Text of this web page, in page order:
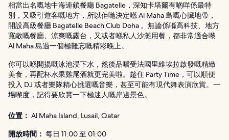
相當出名嘅地中海連鎖餐廳 Bagatelle，深知卡塔爾有啲咩係最特
別，又吸引遊客嘅地方，所以佢哋決定喺 Al Maha 島嘅心臟地帶，
開設高級餐廳 Bagatelle Beach Club Doha 。無論係喺高科技、地方
寬敞嘅餐廳、涼爽嘅露台，又或者喺私人沙灘用餐，都非常適合嚟
Al Maha 島過一個極難忘嘅精彩晚上。
你可以喺開揚嘅泳池浸下水，然後品嚐受法國里維埃拉啟發嘅精緻
美食，再配杯水果雞尾酒就更完美啦。趁住 Party Time，可以順便
投入 DJ 或者樂隊精心挑選嘅音樂，甚至可能有現代舞表演欣賞。一
場嚟度，記得要欣賞一下極迷人嘅岸邊景色。
位置： Al Maha Island, Lusail, Qatar
開放時間： 每日 11:00 至 01:00